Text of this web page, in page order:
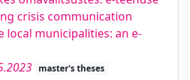
crisis communication
local municipalities: an e-
master's theses